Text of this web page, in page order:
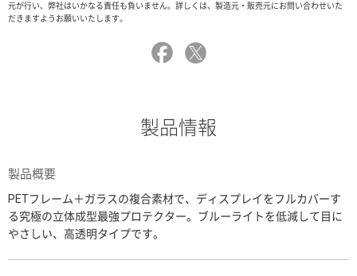
元が行い、弊社はいかなる責任も負いません。詳しくは、製造元・販売元にお問い合わせいた
だきますようお願いいたします。
製品情報
製品概要
PETフレーム＋ガラスの複合素材で、ディスプレイをフルカバーす
る究極の立体成型最強プロテクター。ブルーライトを低減して目に
やさしい、高透明タイプです。